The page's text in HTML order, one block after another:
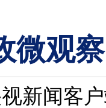
微观
新闻客